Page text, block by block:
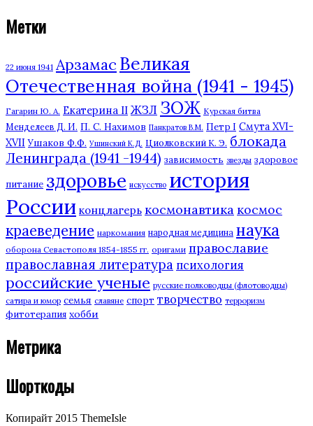
Метки
22 июня 1941 Арзамас Великая
Отечественная война (1941 - 1945)
Гагарин Ю. А. Екатерина II ЖЗЛ ЗОЖ Курская битва
Менделеев Д. И. П. С. Нахимов Панкратов В.М. Петр I Смута XVI-
XVII Ушаков Ф.Ф. Ушинский К.Д. Циолковский К. Э. блокада
Ленинграда (1941 -1944) зависимость звезды здоровое
питание здоровье искусство история
России концлагерь космонавтика космос
краеведение наркомания народная медицина наука
оборона Севастополя 1854-1855 гг. оригами православие
православная литература психология
российские ученые русские полководцы (флотоводцы)
сатира и юмор семья славяне спорт творчество терроризм
фитотерапия хобби
Метрика
Шорткоды
Копирайт 2015 ThemeIsle